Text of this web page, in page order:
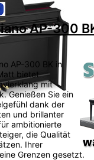
Produkt liegen
AP-300
AP-300 BK in
bietet
mit
Genießen Sie ein
dank der
und brillanter
ambitionierte
die Qualität
Ihrer
Grenzen gesetzt.